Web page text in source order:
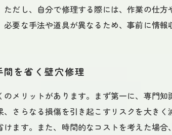
だし、自分で修理する際には、作業の仕
要な手法や道具が異なるため、事前に情報
を省く壁穴修理
メリットがあります。まず第一に、専門
さらなる損傷を引き起こすリスクを大き
ます。また、時間的なコストを考えた場